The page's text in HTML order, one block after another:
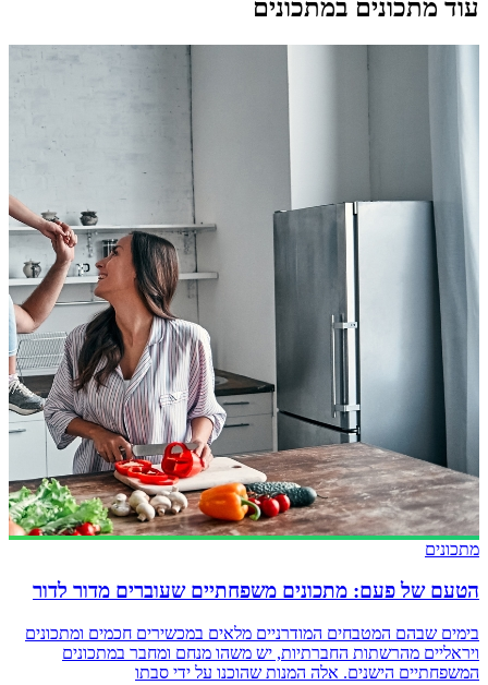
עוד מתכונים במתכונים
מתכונים
הטעם של פעם: מתכונים משפחתיים שעוברים מדור לדור
בימים שבהם המטבחים המודרניים מלאים במכשירים חכמים ומתכונים
ויראליים מהרשתות החברתיות, יש משהו מנחם ומחבר במתכונים
המשפחתיים הישנים. אלה המנות שהוכנו על ידי סבתו